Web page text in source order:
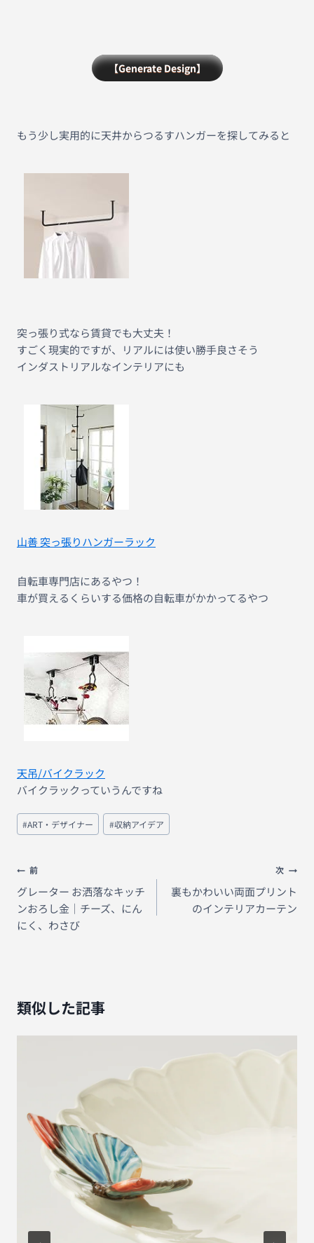
【Generate Design】
もう少し実用的に天井からつるすハンガーを探してみると
突っ張り式なら賃貸でも大丈夫！
すごく現実的ですが、リアルには使い勝手良さそう
インダストリアルなインテリアにも
山善 突っ張りハンガーラック
自転車専門店にあるやつ！
車が買えるくらいする価格の自転車がかかってるやつ
天吊/バイクラック
バイクラックっていうんですね
投
稿
グ:
#ART・デザイナー #収納アイデア
投
稿
ナ
ビ
シ
前
グレーター お洒落なキッチ
ンおろし金｜チーズ、にん
にく、わさび
次
裏もかわいい両面プリント
のインテリアカーテン
類似した記事